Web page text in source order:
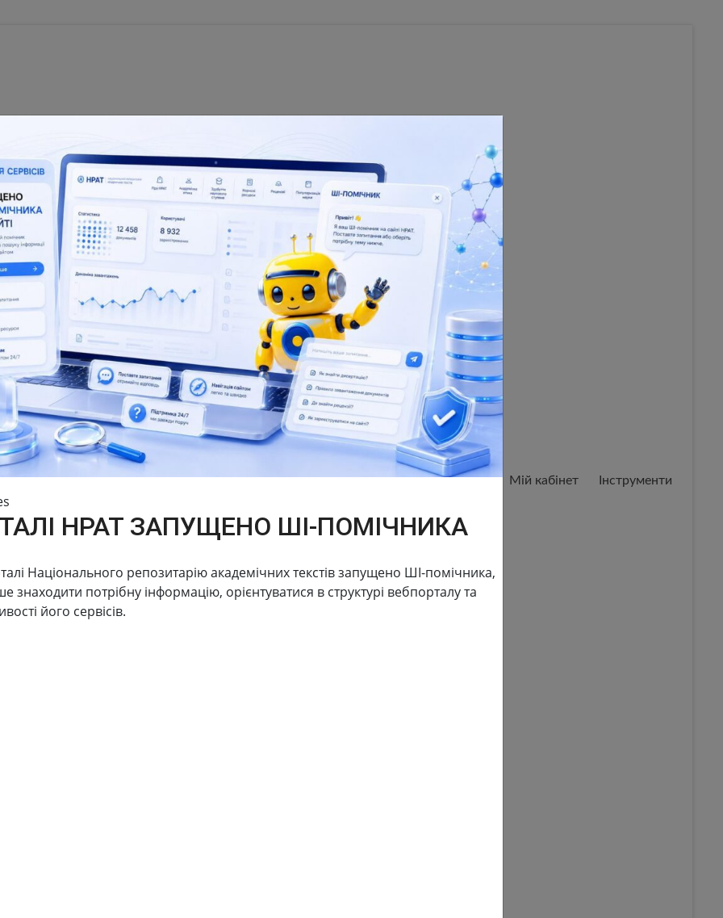
Repository of Academic Texts
Мій кабінет Мій кабінет Інструменти
of scientific and scientific and technical activities
scientific degrees and abstracts
НРАТ ЗАПУЩЕНО ШІ-ПОМІЧНИКА
Національного репозитарію академічних текстів запущено ШІ-помічника,
потрібну інформацію, орієнтуватися в структурі вебпорталу та
його сервісів.